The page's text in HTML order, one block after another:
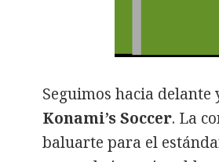
Seguimos hacia delante
Konami’s Soccer. La
baluarte para el